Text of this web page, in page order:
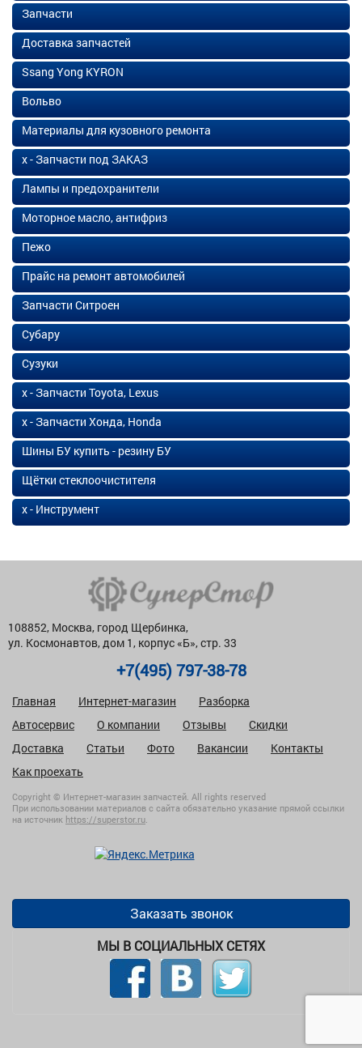
Запчасти
Доставка запчастей
Ssang Yong KYRON
Вольво
Материалы для кузовного ремонта
х - Запчасти под ЗАКАЗ
Лампы и предохранители
Моторное масло, антифриз
Пежо
Прайс на ремонт автомобилей
Запчасти Ситроен
Субару
Сузуки
х - Запчасти Toyota, Lexus
х - Запчасти Хонда, Honda
Шины БУ купить - резину БУ
Щётки стеклоочистителя
х - Инструмент
108852, Москва, город Щербинка,
ул. Космонавтов, дом 1, корпус «Б», стр. 33
+7(495) 797-38-78
Главная Интернет-магазин
Разборка
Автосервис
О компании Отзывы
Скидки
Доставка
Статьи Фото Вакансии
Контакты
Как проехать
Copyright © Интернет-магазин запчастей. All rights reserved
При использовании материалов с сайта обязательно указание прямой ссылки
на источник https://superstor.ru.
Заказать звонок
МЫ В СОЦИАЛЬНЫХ СЕТЯХ